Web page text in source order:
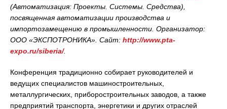
(Автоматизация: Проекты. Системы. Средства),
посвященная автоматизации производства и
импортозамещению в промышленности. Организатор:
ООО «ЭКСПОТРОНИКА». Сайт: http://www.pta-
expo.ru/siberia/.
Конференция традиционно собирает руководителей и
ведущих специалистов машиностроительных,
металлургических, приборостроительных заводов, а также
предприятий транспорта, энергетики и других отраслей